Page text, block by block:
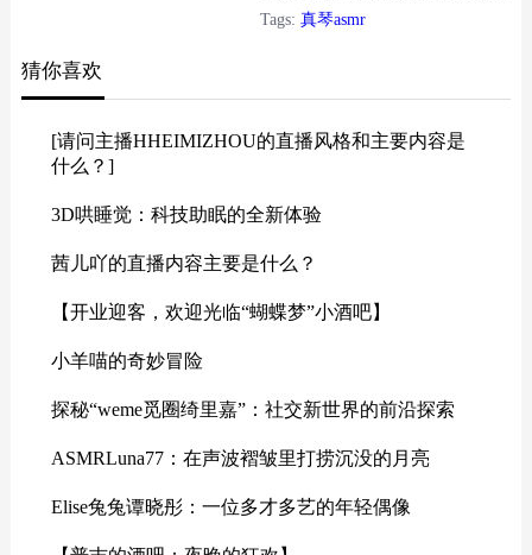
许多人缓解压力的方式，而虚拟主
绎，为听众打造了一场温柔的听觉
疗愈之旅。 真琴的ASMR作品以“治
她的声音兼具清澈与柔和，仿佛能
Tags: 真琴asmr
猜你喜欢
[请问主播HHEIMIZHOU的直播风格和主要内容是
什么？]
3D哄睡觉：科技助眠的全新体验
茜儿吖的直播内容主要是什么？
【开业迎客，欢迎光临“蝴蝶梦”小酒吧】
小羊喵的奇妙冒险
探秘“weme觅圈绮里嘉”：社交新世界的前沿探索
ASMRLuna77：在声波褶皱里打捞沉没的月亮
Elise兔兔谭晓彤：一位多才多艺的年轻偶像